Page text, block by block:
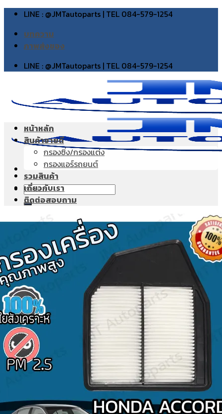
Skip
content
LINE : @JMTautoparts | TEL 084-579-1254
บทความ
ภาพส่งของ
LINE : @JMTautoparts | TEL 084-579-1254
Search
for:
Search
for:
หน้าหลัก
สินค้าขายดี
กรองซิ่ง/กรองแต่ง
กรองแอร์รถยนต์
รวมสินค้า
เกี่ยวกับเรา
ติดต่อสอบถาม